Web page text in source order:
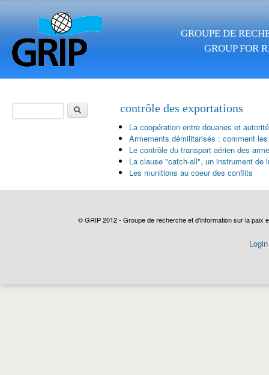
GROUPE DE
GROUP FOR
contrôle des exportations
La coopération entre douanes et
Armements démilitarisés : comment
Le contrôle du transport aérien des
La clause "catch-all", un instrument de
Les munitions au coeur des conflits
Formulaire de
© GRIP 2012 - Groupe de recherche et d'information sur la paix
Login